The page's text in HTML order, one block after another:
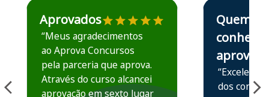
Estudante José recomenda o Aprova Concursos em
Aprovados
“Meus agradecimentos
ao Aprova Concursos
pela parceria que aprova.
Através do curso alcancei
aprovação em sexto lugar
Estudante Elais
Quem
conhece,
aprova
“Excelente
dos